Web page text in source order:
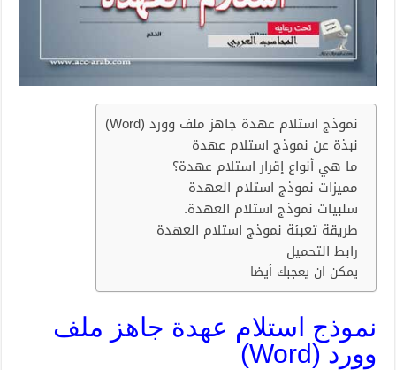
نموذج استلام عهدة جاهز ملف وورد (Word)
نبذة عن نموذج استلام عهدة
ما هي أنواع إقرار استلام عهدة؟
مميزات نموذج استلام العهدة
سلبيات نموذج استلام العهدة.
طريقة تعبئة نموذج استلام العهدة
رابط التحميل
يمكن ان يعجبك أيضا
نموذج استلام عهدة جاهز ملف
وورد (Word)